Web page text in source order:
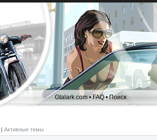
Gtalark.com •FAQ•Поиск
| Активные темы